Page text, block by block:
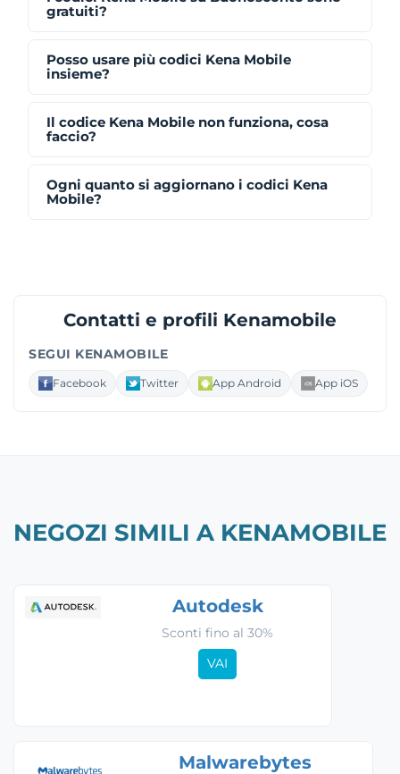
gratuiti?
Posso usare più codici Kena Mobile
insieme?
Il codice Kena Mobile non funziona, cosa
faccio?
Ogni quanto si aggiornano i codici Kena
Mobile?
Contatti e profili Kenamobile
SEGUI KENAMOBILE
Facebook Twitter App Android App iOS
NEGOZI SIMILI A KENAMOBILE
Autodesk
Sconti fino al 30%
VAI
Malwarebytes